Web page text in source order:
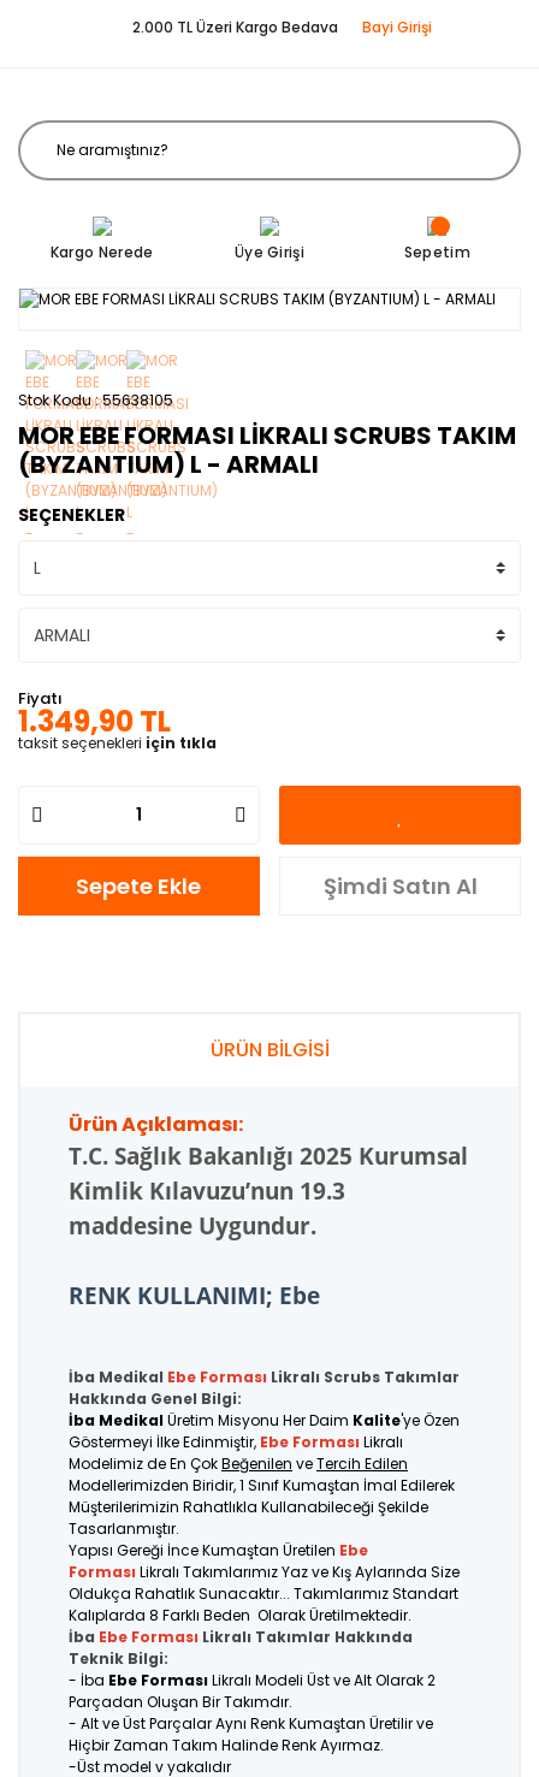
2.000 TL Üzeri Kargo Bedava Bayi Girişi
Kargo Nerede Üye Girişi Sepetim
Stok Kodu 55638105
MOR EBE FORMASI LİKRALI SCRUBS TAKIM
(BYZANTIUM) L - ARMALI
SEÇENEKLER
Fiyatı
1.349,90 TL
taksit seçenekleri için tıkla
Sepete Ekle Şimdi Satın Al
ÜRÜN BİLGİSİ
Ürün Açıklaması:
T.C. Sağlık Bakanlığı 2025 Kurumsal
Kimlik Kılavuzu’nun 19.3
maddesine Uygundur.
RENK KULLANIMI; Ebe
İba Medikal Ebe Forması Likralı Scrubs Takımlar
Hakkında Genel Bilgi:
İba MedikalÜretim Misyonu Her Daim Kalite'ye Özen
Göstermeyi İlke Edinmiştir, Ebe Forması Likralı
Modelimiz de En ÇokBeğenilen veTercih Edilen
Modellerimizden Biridir, 1 Sınıf Kumaştan İmal Edilerek
Müşterilerimizin Rahatlıkla Kullanabileceği Şekilde
Tasarlanmıştır.
Yapısı Gereği İnce Kumaştan Üretilen Ebe
Forması Likralı Takımlarımız Yaz ve Kış Aylarında Size
Oldukça Rahatlık Sunacaktır... Takımlarımız Standart
Kalıplarda 8 Farklı Beden Olarak Üretilmektedir.
İba Ebe Forması Likralı Takımlar Hakkında
Teknik Bilgi:
- İba Ebe FormasıLikralı Modeli Üst ve Alt Olarak 2
Parçadan Oluşan Bir Takımdır.
- Alt ve Üst Parçalar Aynı Renk Kumaştan Üretilir ve
Hiçbir Zaman Takım Halinde Renk Ayırmaz.
-Üst model v yakalıdır